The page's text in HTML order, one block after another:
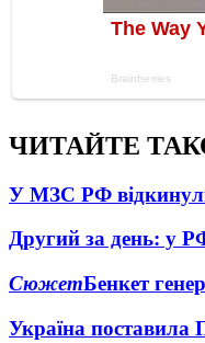
ЧИТАЙТЕ
У МЗС РФ
Другий за день: у
СюжетБенкет
Україна поставила